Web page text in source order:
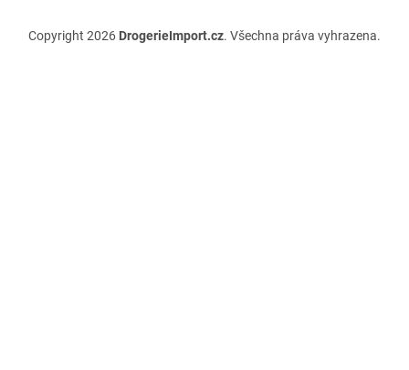
Copyright 2026 DrogerieImport.cz. Všechna práva vyhrazena.